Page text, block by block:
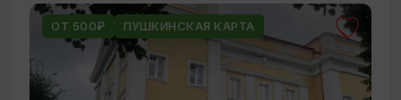
ОТ 500₽ ПУШКИНСКАЯ КАРТА